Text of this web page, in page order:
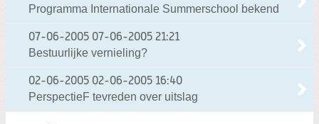
Programma Internationale Summerschool bekend
07-06-2005 07-06-2005 21:21
Bestuurlijke vernieling?
02-06-2005 02-06-2005 16:40
PerspectieF tevreden over uitslag